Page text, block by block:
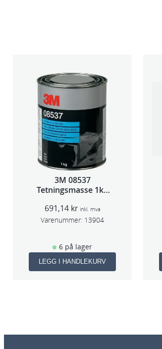
3M 08537
Tetningsmasse 1kg
691,14 kr inkl. mva
Varenummer: 13904
6 på lager
LEGG I HANDLEKURV